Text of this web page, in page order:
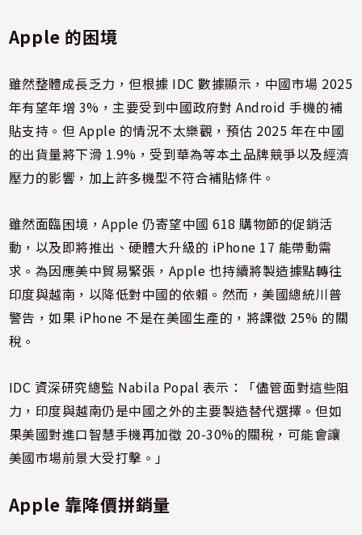
Apple 的困境
雖然整體成長乏力，但根據 IDC 數據顯示，中國市場 2025
年有望年增 3%，主要受到中國政府對 Android 手機的補
貼支持。但 Apple 的情況不太樂觀，預估 2025 年在中國
的出貨量將下滑 1.9%，受到華為等本土品牌競爭以及經濟
壓力的影響，加上許多機型不符合補貼條件。
雖然面臨困境，Apple 仍寄望中國 618 購物節的促銷活
動，以及即將推出、硬體大升級的 iPhone 17 能帶動需
求。為因應美中貿易緊張，Apple 也持續將製造據點轉往
印度與越南，以降低對中國的依賴。然而，美國總統川普
警告，如果 iPhone 不是在美國生產的，將課徵 25% 的關
稅。
IDC 資深研究總監 Nabila Popal 表示：「儘管面對這些阻
力，印度與越南仍是中國之外的主要製造替代選擇。但如
果美國對進口智慧手機再加徵 20-30%的關稅，可能會讓
美國市場前景大受打擊。」
Apple 靠降價拼銷量